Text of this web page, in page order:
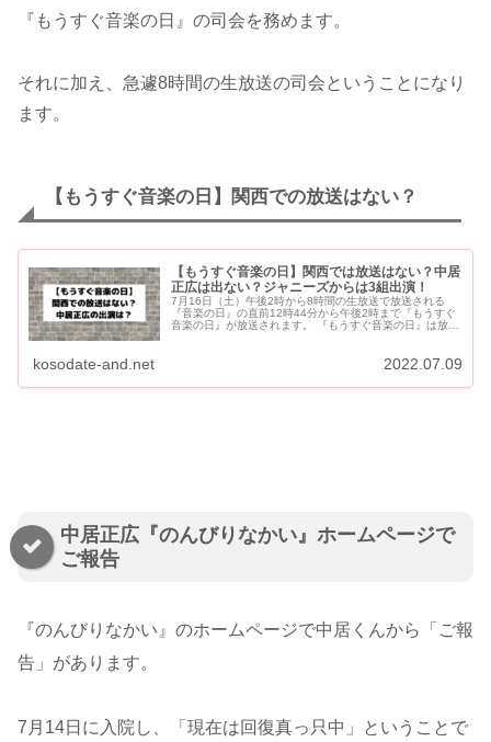
『もうすぐ音楽の日』の司会を務めます。
それに加え、急遽8時間の生放送の司会ということになり
ます。
【もうすぐ音楽の日】関西での放送はない？
【もうすぐ音楽の日】関西では放送はない？中居
正広は出ない？ジャニーズからは3組出演！
7月16日（土）午後2時から8時間の生放送で放送される
『音楽の日』の直前12時44分から午後2時まで『もうすぐ
音楽の日』が放送されます。 『もうすぐ音楽の日』は放送
kosodate-and.net 2022.07.09
中居正広『のんびりなかい』ホームページで
ご報告
『のんびりなかい』のホームページで中居くんから「ご報
告」があります。
7月14日に入院し、「現在は回復真っ只中」ということで